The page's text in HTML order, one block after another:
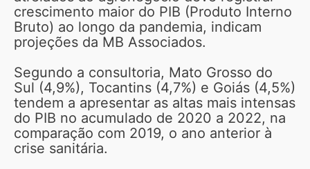
crescimento maior do PIB (Produto Interno
Bruto) ao longo da pandemia, indicam
projeções da MB Associados.
Segundo a consultoria, Mato Grosso do
Sul (4,9%), Tocantins (4,7%) e Goiás (4,5%)
tendem a apresentar as altas mais intensas
do PIB no acumulado de 2020 a 2022, na
comparação com 2019, o ano anterior à
crise sanitária.